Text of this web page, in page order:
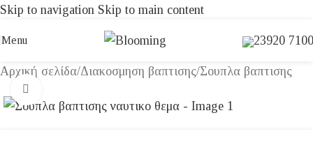
Skip to navigation Skip to main content
Menu 23920
Αρχική σελίδα/Διακοσμηση βαπτισης/Σουπλα βαπτισης